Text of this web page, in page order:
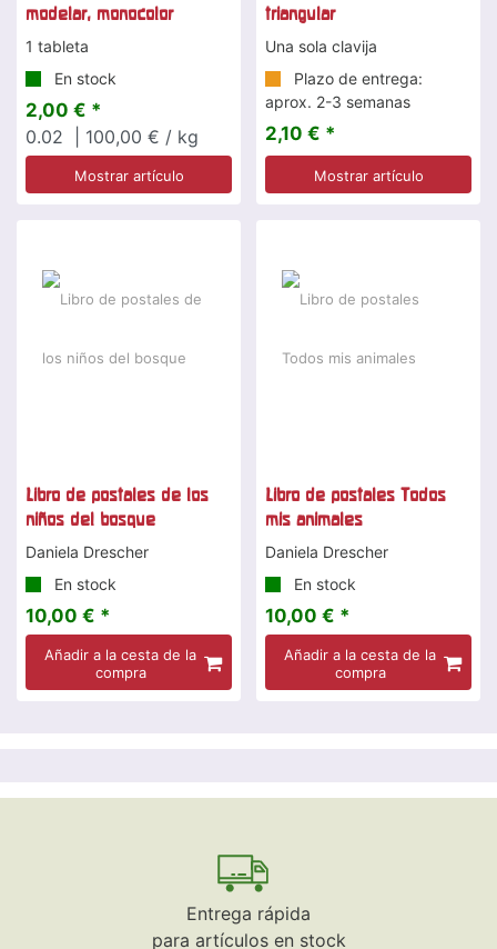
modelar, monocolor
1 tableta
En stock
2,00 € *
0.02
| 100,00 € / kg
Mostrar artículo
triangular
Una sola clavija
Plazo de entrega:
aprox. 2-3 semanas
2,10 € *
Mostrar artículo
Libro de postales de los
niños del bosque
Daniela Drescher
En stock
10,00 € *
Añadir a la cesta de la
compra
Libro de postales Todos
mis animales
Daniela Drescher
En stock
10,00 € *
Añadir a la cesta de la
compra
Entrega rápida
para artículos en stock